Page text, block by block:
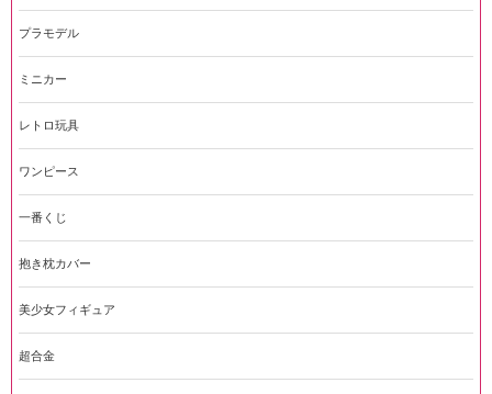
プラモデル
ミニカー
レトロ玩具
ワンピース
一番くじ
抱き枕カバー
美少女フィギュア
超合金